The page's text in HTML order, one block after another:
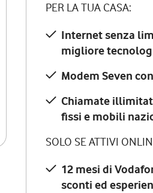
PER LA TUA CASA:
Internet senza
migliore
Modem Seven
Chiamate
fissi e mobili
SOLO SE ATTIVI
12 mesi di
sconti ed